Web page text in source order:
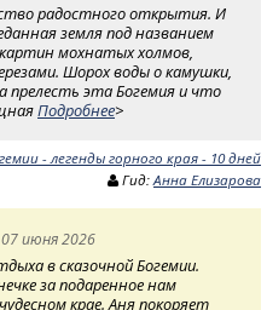
радостного открытия. И
земля под названием
мохнатых холмов,
Шорох воды о камушки,
прелесть эта Богемия и что
Подробнее>
- легенды горного края - 10 дней
Гид:Анна Елизарова
июня 2026
в сказочной Богемии.
за подаренное нам
крае. Аня покоряет